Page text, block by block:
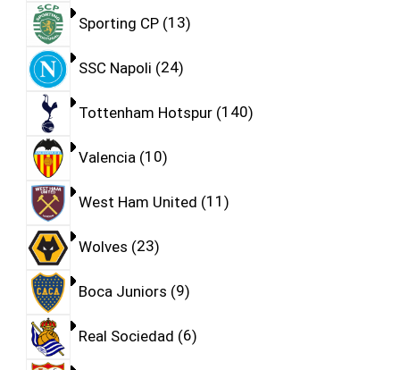
Sporting CP 13
SSC Napoli 24
Tottenham Hotspur 140
Valencia 10
West Ham United 11
Wolves 23
Boca Juniors 9
Real Sociedad 6